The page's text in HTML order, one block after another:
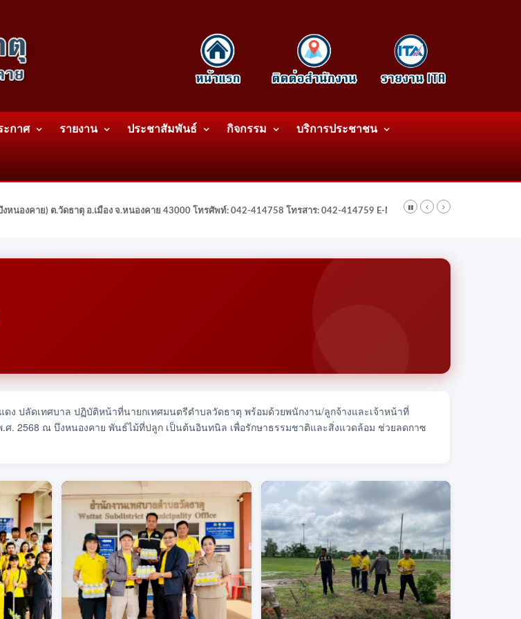
ะกาศ รายงาน ประชาสัมพันธ์ กิจกรรม บริการประชาชน
หนองคาย) ต.วัดธาตุ อ.เมือง จ.หนองคาย 43000 โทรศัพท์: 042-414758 โทรสาร: 042-414759 E-Mail: wattatnk@gmail.com
ดง ปลัดเทศบาล ปฏิบัติหน้าที่นายกเทศมนตรีตำบลวัดธาตุ พร้อมด้วยพนักงาน/ลูกจ้างและเจ้าหน้าที่
. 2568 ณ บึงหนองคาย พันธ์ไม้ที่ปลูก เป็นต้นอินทนิล เพื่อรักษาธรรมชาติและสิ่งแวดล้อม ช่วยลดกาซ